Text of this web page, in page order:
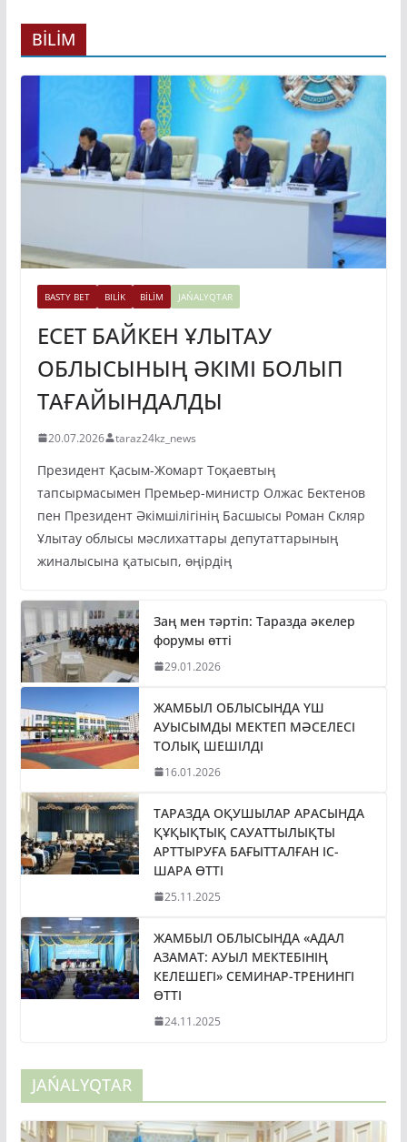
BİLİM
BASTY BET BILİK BİLİM JAŃALYQTAR
ЕСЕТ БАЙКЕН ҰЛЫТАУ
ОБЛЫСЫНЫҢ ӘКІМІ БОЛЫП
ТАҒАЙЫНДАЛДЫ
20.07.2026 taraz24kz_news
Президент Қасым-Жомарт Тоқаевтың
тапсырмасымен Премьер-министр Олжас Бектенов
пен Президент Әкімшілігінің Басшысы Роман Скляр
Ұлытау облысы мәслихаттары депутаттарының
жиналысына қатысып, өңірдің
Заң мен тәртіп: Таразда әкелер
форумы өтті
29.01.2026
ЖАМБЫЛ ОБЛЫСЫНДА ҮШ
АУЫСЫМДЫ МЕКТЕП МӘСЕЛЕСІ
ТОЛЫҚ ШЕШІЛДІ
16.01.2026
ТАРАЗДА ОҚУШЫЛАР АРАСЫНДА
ҚҰҚЫҚТЫҚ САУАТТЫЛЫҚТЫ
АРТТЫРУҒА БАҒЫТТАЛҒАН ІС-
ШАРА ӨТТІ
25.11.2025
ЖАМБЫЛ ОБЛЫСЫНДА «АДАЛ
АЗАМАТ: АУЫЛ МЕКТЕБІНІҢ
КЕЛЕШЕГІ» СЕМИНАР-ТРЕНИНГІ
ӨТТІ
24.11.2025
JAŃALYQTAR